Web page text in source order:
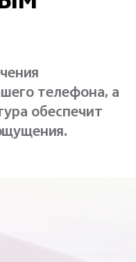
телефона, а
обеспечит